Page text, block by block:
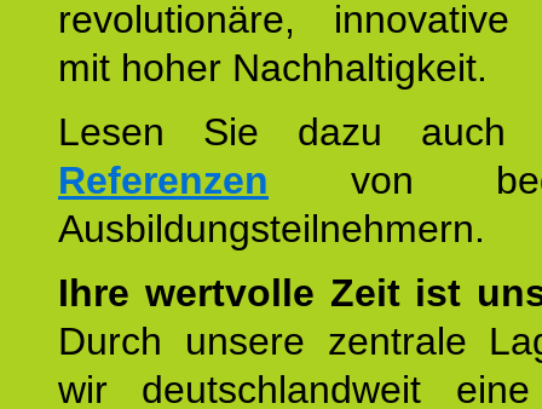
revolutionäre, innovative
mit hoher Nachhaltigkeit.
Lesen Sie dazu
Referenzen von
Ausbildungsteilnehmern.
Ihre wertvolle Zeit ist
Durch unsere zentrale
wir deutschlandweit